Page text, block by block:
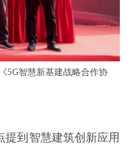
5G智慧新基建战略合作协
提到智慧建筑创新应用